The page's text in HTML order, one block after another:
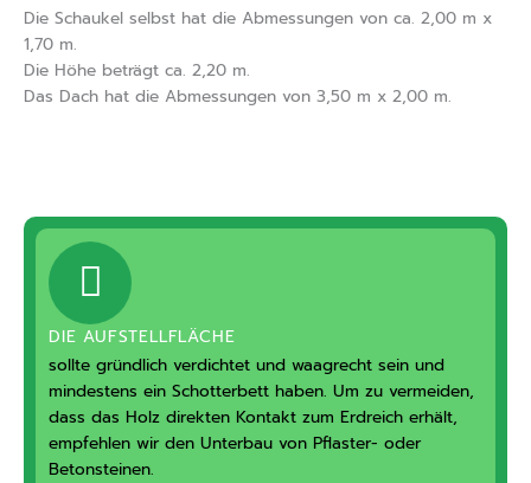
Die Schaukel selbst hat die Abmessungen von ca. 2,00 m x
1,70 m.
Die Höhe beträgt ca. 2,20 m.
Das Dach hat die Abmessungen von 3,50 m x 2,00 m.
DIE AUFSTELLFLÄCHE
sollte gründlich verdichtet und waagrecht sein und
mindestens ein Schotterbett haben. Um zu vermeiden,
dass das Holz direkten Kontakt zum Erdreich erhält,
empfehlen wir den Unterbau von Pflaster- oder
Betonsteinen.